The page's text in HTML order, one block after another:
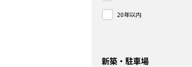
20年以内
新築・駐車場